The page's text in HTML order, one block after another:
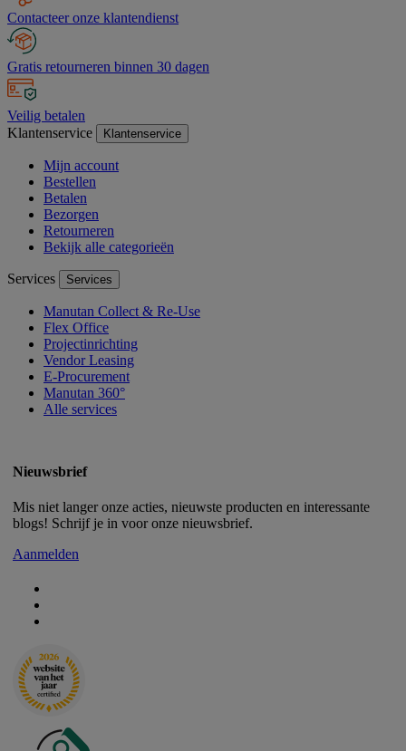
Contacteer onze klantendienst
Gratis retourneren binnen 30 dagen
Veilig betalen
Klantenservice
Klantenservice
Mijn account
Bestellen
Betalen
Bezorgen
Retourneren
Bekijk alle categorieën
Services Services
Manutan Collect & Re-Use
Flex Office
Projectinrichting
Vendor Leasing
E-Procurement
Manutan 360°
Alle services
Nieuwsbrief
Mis niet langer onze acties, nieuwste producten en interessante
blogs! Schrijf je in voor onze nieuwsbrief.
Aanmelden